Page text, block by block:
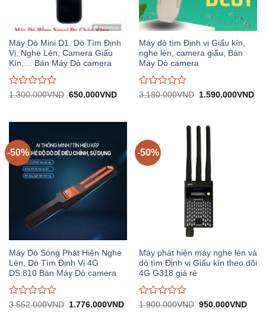
Máy Dò Mini D1. Dò Tìm Định
Vị, Nghe Lén, Camera Giấu
Kín,… Bán Máy Dò camera
Được
0
5
1.300.000VND Giá
650.000VNDGiá
Máy dò tìm Định vị Giấu kín,
nghe lén, camera giấu, Bán
Máy Dò camera
Được
5
3.180.000VND
Giá
1.590.000VNDGiá
-50%
Máy Dò Sóng Phát Hiện Nghe
Lén, Dò Tìm Định Vị 4G
DS.810 Bán Máy Dò camera
Được
3.552.000VND
Giá
1.776.000VNDGiá
-50%
Máy phát hiện máy nghe lén và
dò tìm Định vị Giấu kín theo dõi
4G G318 giá rẻ
Được
1.900.000VND Giá
950.000VNDGiá